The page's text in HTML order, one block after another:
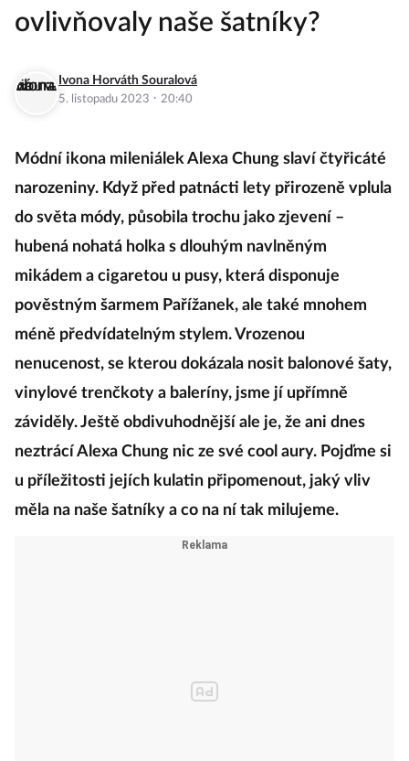
ovlivňovaly naše šatníky?
Ivona Horváth Souralová
5. listopadu 2023 · 20:40
Módní ikona mileniálek Alexa Chung slaví čtyřicáté
narozeniny. Když před patnácti lety přirozeně vplula
do světa módy, působila trochu jako zjevení –
hubená nohatá holka s dlouhým navlněným
mikádem a cigaretou u pusy, která disponuje
pověstným šarmem Pařížanek, ale také mnohem
méně předvídatelným stylem. Vrozenou
nenucenost, se kterou dokázala nosit balonové šaty,
vinylové trenčkoty a baleríny, jsme jí upřímně
záviděly. Ještě obdivuhodnější ale je, že ani dnes
neztrácí Alexa Chung nic ze své cool aury. Pojďme si
u příležitosti jejích kulatin připomenout, jaký vliv
měla na naše šatníky a co na ní tak milujeme.